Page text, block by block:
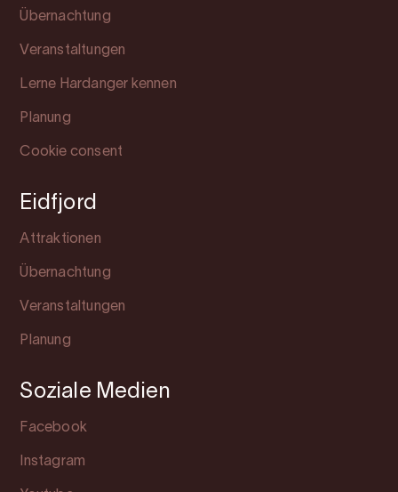
Übernachtung
Veranstaltungen
Lerne Hardanger kennen
Planung
Cookie consent
Eidfjord
Attraktionen
Übernachtung
Veranstaltungen
Planung
Soziale Medien
Facebook
Instagram